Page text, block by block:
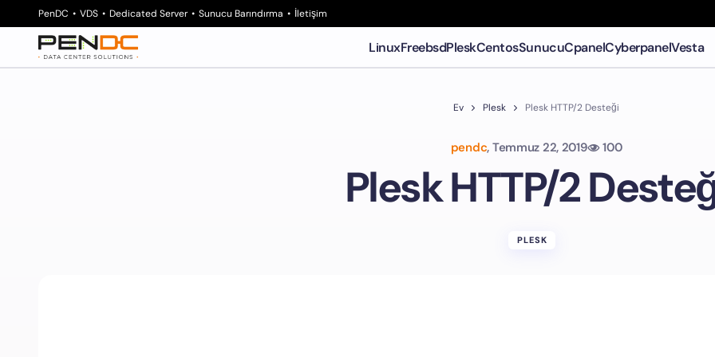
PenDC VDS Dedicated Server Sunucu Barındırma İletişim
LinuxFreebsdPleskCentosSunucuCpanelCyberpanelVesta
Ev Plesk Plesk HTTP/2 Desteği
pendc, Temmuz 22, 2019 100
Plesk HTTP/2
PLESK